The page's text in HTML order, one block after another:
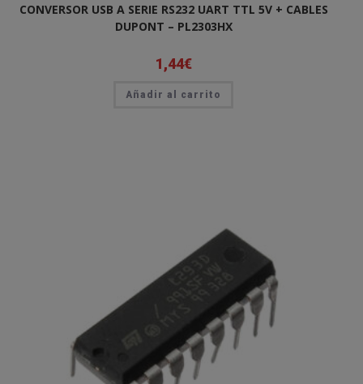
CONVERSOR USB A SERIE RS232 UART TTL 5V + CABLES
DUPONT – PL2303HX
1,44€
Añadir al carrito